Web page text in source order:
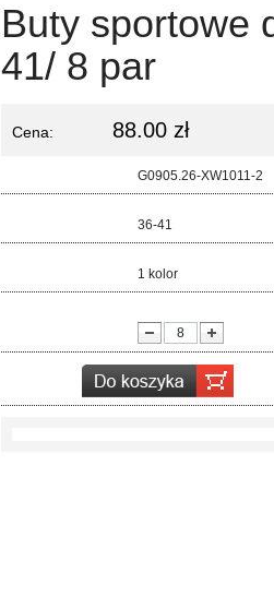
Buty sportowe
41/ 8 par
Cena: 88.00 zł
G0905.26-XW1011-2
36-41
1 kolor